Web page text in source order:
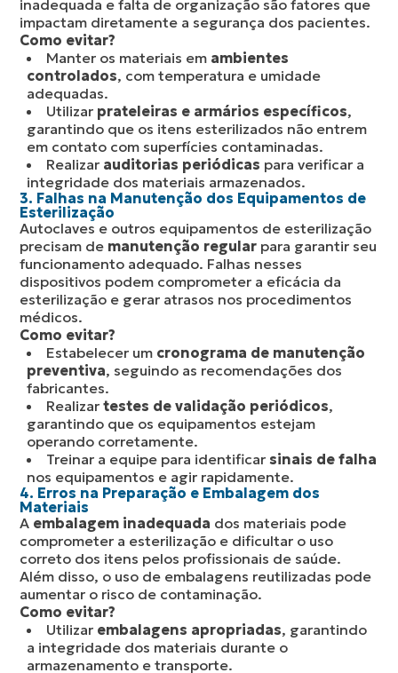
inadequada e falta de organização são fatores que
impactam diretamente a segurança dos pacientes.
Como evitar?
Manter os materiais em ambientes
controlados, com temperatura e umidade
adequadas.
Utilizar prateleiras e armários específicos,
garantindo que os itens esterilizados não entrem
em contato com superfícies contaminadas.
Realizar auditorias periódicas para verificar a
integridade dos materiais armazenados.
3. Falhas na Manutenção dos Equipamentos de
Esterilização
Autoclaves e outros equipamentos de esterilização
precisam de manutenção regular para garantir seu
funcionamento adequado. Falhas nesses
dispositivos podem comprometer a eficácia da
esterilização e gerar atrasos nos procedimentos
médicos.
Como evitar?
Estabelecer um cronograma de manutenção
preventiva, seguindo as recomendações dos
fabricantes.
Realizartestes de validação periódicos,
garantindo que os equipamentos estejam
operando corretamente.
Treinar a equipe para identificarsinais de falha
nos equipamentos e agir rapidamente.
4. Erros na Preparação e Embalagem dos
Materiais
A embalagem inadequada dos materiais pode
comprometer a esterilização e dificultar o uso
correto dos itens pelos profissionais de saúde.
Além disso, o uso de embalagens reutilizadas pode
aumentar o risco de contaminação.
Como evitar?
Utilizar embalagens apropriadas, garantindo
a integridade dos materiais durante o
armazenamento e transporte.